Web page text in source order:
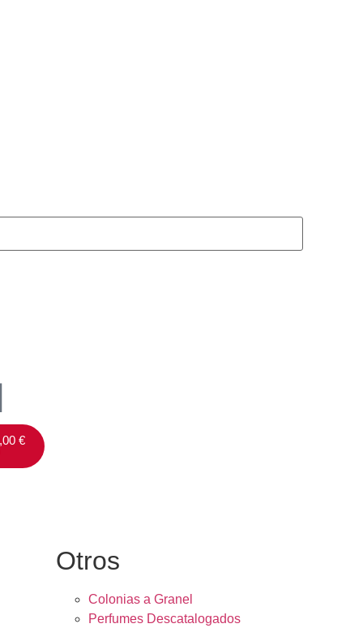
€
Otros
Colonias a Granel
Perfumes Descatalogados